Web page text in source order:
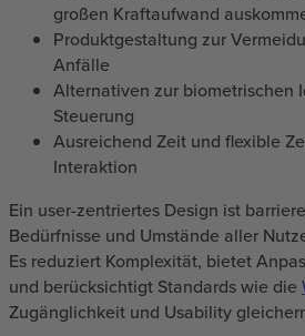
großen Kraftaufwand
Produktgestaltung zur
Anfälle
Alternativen zur biometrischen
Steuerung
Ausreichend Zeit und flexible
Interaktion
Ein user-zentriertes Design ist
Bedürfnisse und Umstände aller
Es reduziert Komplexität, bietet
und berücksichtigt Standards wie die
Zugänglichkeit und Usability